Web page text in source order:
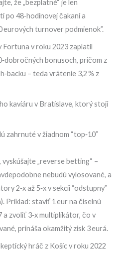
že „bezplatné“ je len
po 48‑hodinovej čakaní a
eurových turnover podmienok”.
Fortuna v roku 2023 zaplatil
bonusoch, pričom z
– teda vrátenie 3,2 % z
kaviáru v Bratislave, ktorý stojí
zahrnuté v žiadnom “top‑10”
„reverse betting“ –
nebudú vylosované, a
2‑x až 5‑x v sekcii “odstupny”
Príklad: staviť 1 eur na číselnú
a zvoliť 3‑x multiplikátor, čo v
prináša okamžitý zisk 3 eurá.
hráč z Košíc v roku 2022